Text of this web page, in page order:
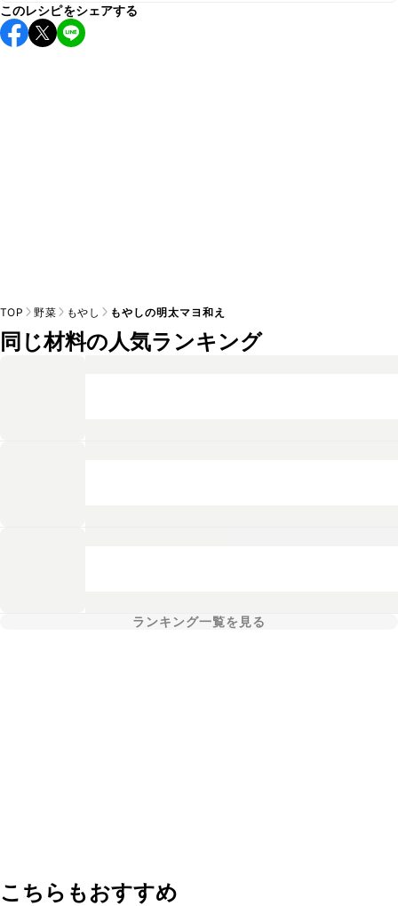
保存期間は冷蔵で当日中が目安です。なるべくお早めにお召
し上がりください。
このレシピをシェアする
TOP 野菜 もやし もやしの明太マヨ和え
同じ材料の人気ランキング
ランキング一覧を見る
こちらもおすすめ